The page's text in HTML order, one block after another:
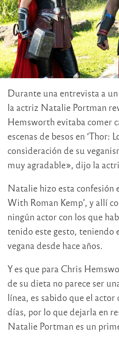
Durante una entrevista a
la actriz Natalie Portman
Hemsworth evitaba comer
escenas de besos en ‘Thor:
consideración de su
muy agradable», dijo la
Natalie hizo esta confesión
With Roman Kemp’, y allí
ningún actor con los que
tenido este gesto, teniendo
vegana desde hace años.
Y es que para Chris
de su dieta no parece ser
línea, es sabido que el actor
días, por lo que dejarla en
Natalie Portman es un